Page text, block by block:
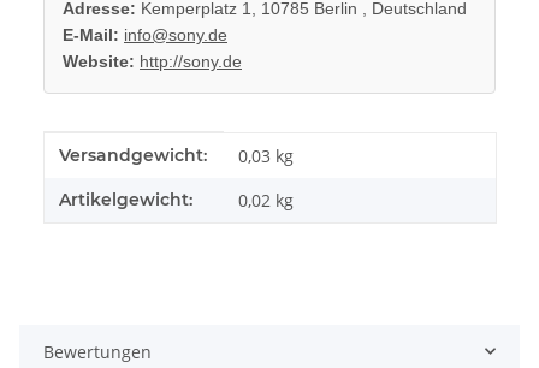
Adresse: Kemperplatz 1, 10785 Berlin , Deutschland
E-Mail: info@sony.de
Website: http://sony.de
Produkteigenschaft
Wert
Versandgewicht: 0,03 kg
Artikelgewicht: 0,02 kg
Bewertungen